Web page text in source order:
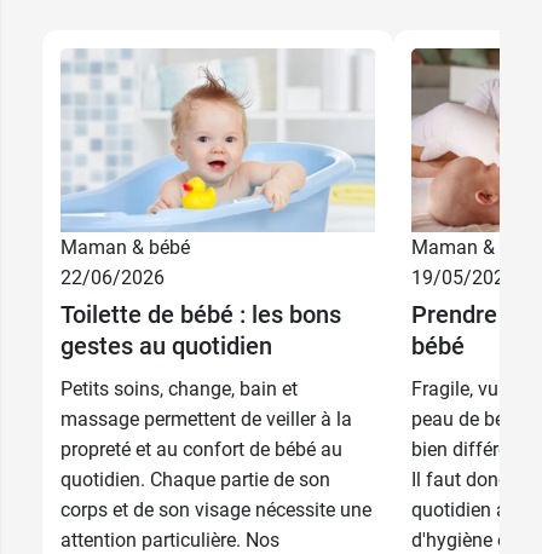
Maman & bébé
22/06/2026
Toilette de bébé : les bons
gestes au quotidien
Petits soins, change, bain et
massage permettent de veiller à la
propreté et au confort de bébé au
quotidien. Chaque partie de son
corps et de son visage nécessite une
attention particulière. Nos
Maman & bébé
19/05/2026
Prendre
bébé
Fragile,
peau de bébé
bien
Il faut donc
quotidien avec
d'hygiène et